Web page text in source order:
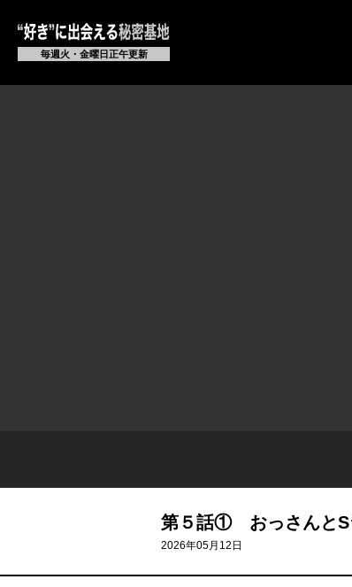
毎週火・金曜日正午更新
第５話① おっさんとS
2026年05月12日